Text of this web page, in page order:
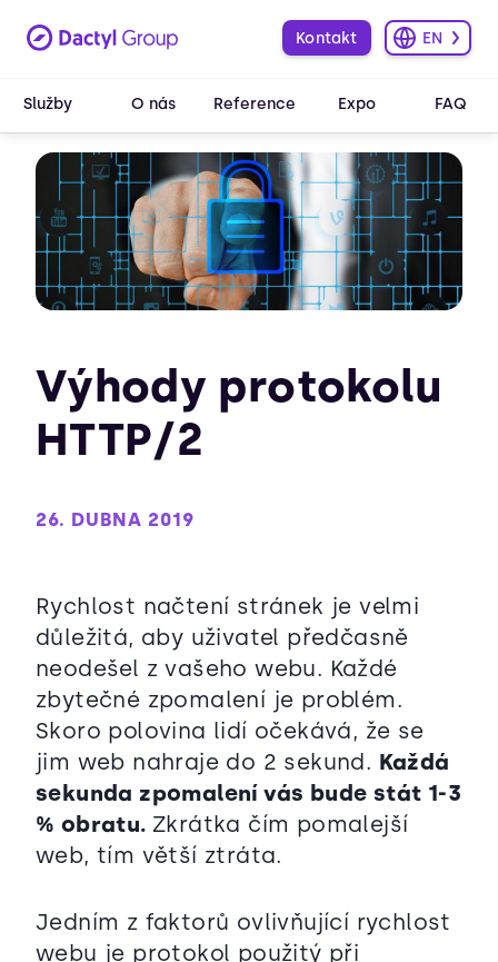
Služby O nás Reference Expo FAQ
Kontakt EN
Výhody protokolu
HTTP/2
26. DUBNA 2019
Rychlost načtení stránek je velmi
důležitá, aby uživatel předčasně
neodešel z vašeho webu. Každé
zbytečné zpomalení je problém.
Skoro polovina lidí očekává, že se
jim web nahraje do 2 sekund. Každá
sekunda zpomalení vás bude stát 1-3
% obratu. Zkrátka čím pomalejší
web, tím větší ztráta.
Jedním z faktorů ovlivňující rychlost
webu je protokol použitý při